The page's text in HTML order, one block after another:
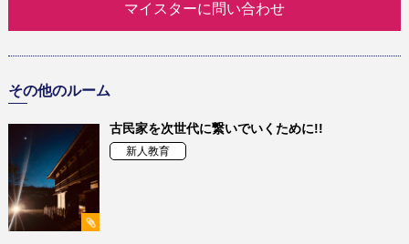
マイスターに問い合わせ
その他のルーム
古民家を次世代に繋いでいくために!!
新人教育